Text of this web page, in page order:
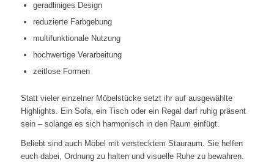
geradliniges Design
reduzierte Farbgebung
multifunktionale Nutzung
hochwertige Verarbeitung
zeitlose Formen
Statt vieler einzelner Möbelstücke setzt ihr auf ausgewählte
Highlights. Ein Sofa, ein Tisch oder ein Regal darf ruhig präsent
sein – solange es sich harmonisch in den Raum einfügt.
Beliebt sind auch Möbel mit verstecktem Stauraum. Sie helfen
euch dabei, Ordnung zu halten und visuelle Ruhe zu bewahren.